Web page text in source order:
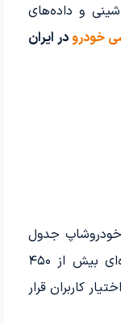
و داده‌های
خودرو در ایران
خودروشاپ جدول
کامل هزینه تعویض و سرویس دوره‌ای بیش از ۴۵۰
را براساس سال ۱۴۰۴ در اختیار کاربران قرار